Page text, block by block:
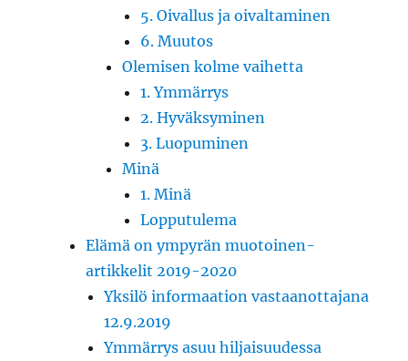
5. Oivallus ja oivaltaminen
6. Muutos
Olemisen kolme vaihetta
1. Ymmärrys
2. Hyväksyminen
3. Luopuminen
Minä
1. Minä
Lopputulema
Elämä on ympyrän muotoinen-
artikkelit 2019-2020
Yksilö informaation vastaanottajana
12.9.2019
Ymmärrys asuu hiljaisuudessa